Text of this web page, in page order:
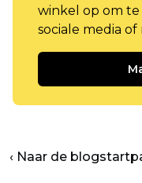
winkel op om
sociale media
‹ Naar de